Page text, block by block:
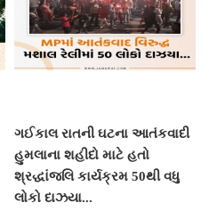
ગઈકાલ રાતની ઘટના આતંકવાદી
હુમલાના શહીદો માટે હતો
શ્રદ્ધાંજલિ કાર્યક્રમ 50થી વધુ
લોકો દાઝયા...